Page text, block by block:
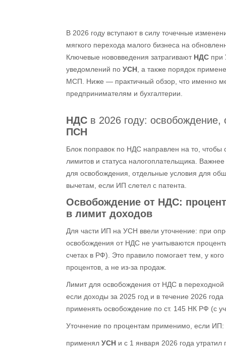
В 2026 году вступают в силу точечные
мягкого перехода малого бизнеса на
Ключевые нововведения затрагивают НДС при
уведомлений по УСН , а также порядок
МСП. Ниже — практичный обзор, что именно
предпринимателям и бухгалтерии.
НДС в 2026 году:
ПСН
Блок поправок по НДС направлен на то, чтобы
лимитов и статуса налогоплательщика.
для освобождения, отдельные условия для
вычетам, если ИП слетел с патента.
Освобождение от НДС:
в лимит доходов
Для части ИП на УСН ввели уточнение: при
освобождения от НДС не учитываются
счетах в РФ). Это правило помогает тем, у
процентов, а не из‑за продаж.
Лимит для освобождения от НДС в переходной
если доходы за 2025 год и в течение 2026
применять освобождение по ст. 145 НК РФ (с
Уточнение по процентам применимо, если ИП:
применял УСН и с 1 января 2026 года